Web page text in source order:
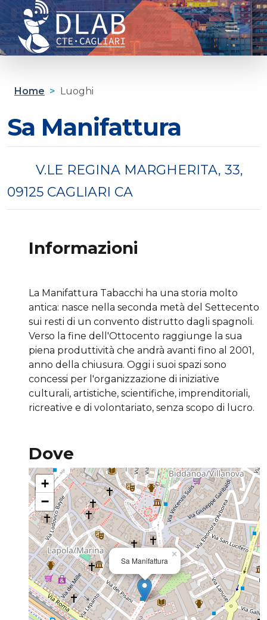
Cagliari D-lab
Home > Luoghi
Sa Manifattura
V.LE REGINA MARGHERITA, 33,
09125 CAGLIARI CA
Informazioni
La Manifattura Tabacchi ha una storia molto
antica: nasce nella seconda metà del Settecento
sui resti di un convento distrutto dagli spagnoli.
Verso la fine dell'Ottocento raggiunge la sua
piena produttività che andrà avanti fino al 2001,
anno della chiusura. Oggi i suoi spazi sono
concessi per l'organizzazione di iniziative
culturali, artistiche, scientifiche, imprenditoriali,
ricreative e di volontariato, senza scopo di lucro.
Dove
Sa Manifattura
×
+
−